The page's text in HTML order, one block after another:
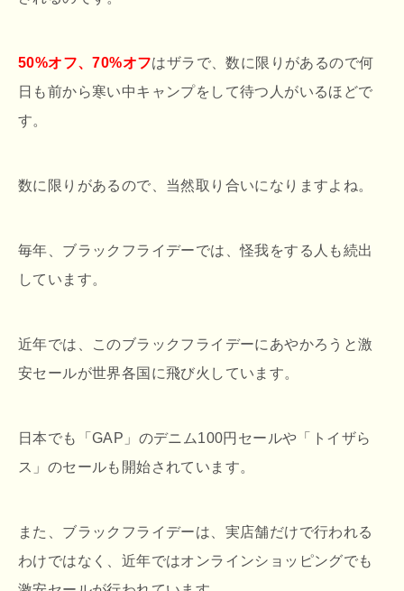
50%オフ、70%オフはザラで、数に限りがあるので何
日も前から寒い中キャンプをして待つ人がいるほどで
す。
数に限りがあるので、当然取り合いになりますよね。
毎年、ブラックフライデーでは、怪我をする人も続出
しています。
近年では、このブラックフライデーにあやかろうと激
安セールが世界各国に飛び火しています。
日本でも「GAP」のデニム100円セールや「トイザら
ス」のセールも開始されています。
また、ブラックフライデーは、実店舗だけで行われる
わけではなく、近年ではオンラインショッピングでも